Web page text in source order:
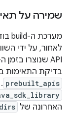
שמירה על
API שנוצרו בזמן ה-build. ה-
בדיקת התאימות
prebuilt_apis
האחרונה של